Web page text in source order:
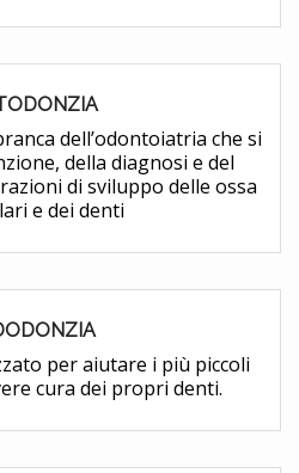
dell’odontoiatria che si
della diagnosi e del
di sviluppo delle ossa
e dei denti
per aiutare i più piccoli
cura dei propri denti.